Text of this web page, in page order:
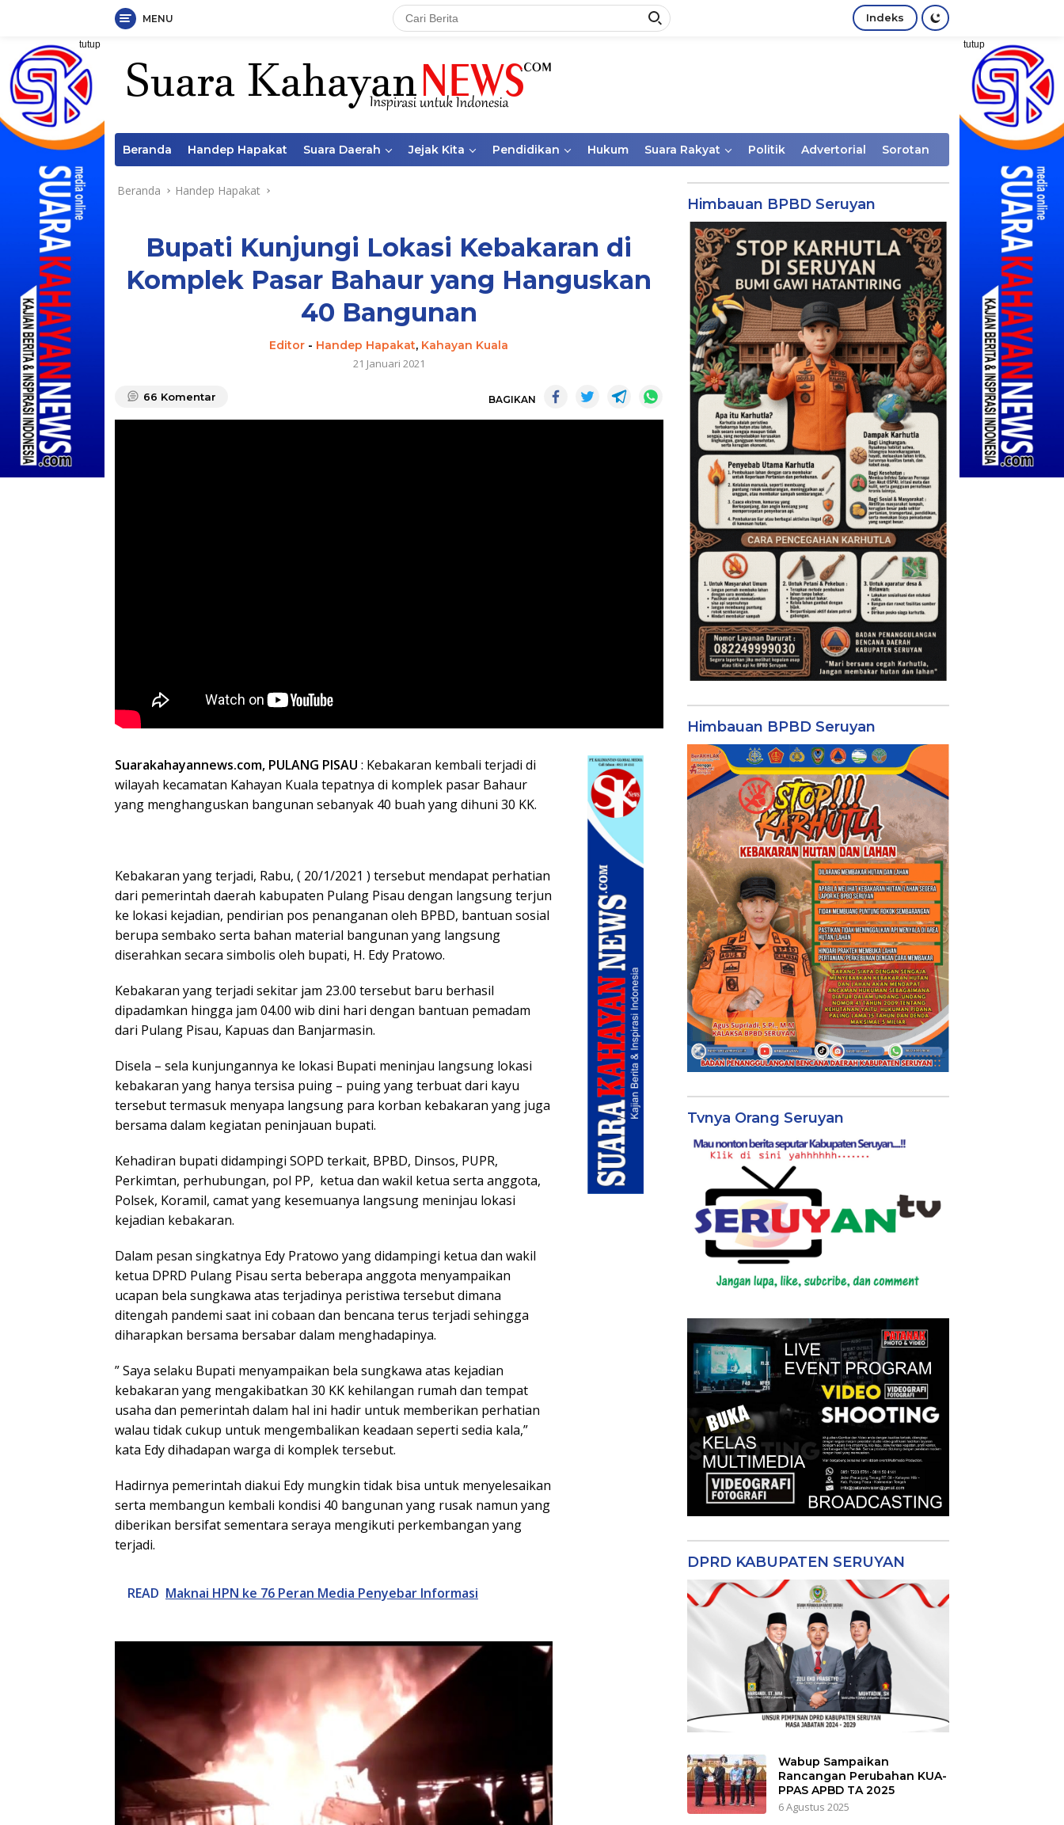
Langsung
konten
MENU Indeks
tutup tutup
Beranda Handep Hapakat Suara Daerah Jejak Kita Pendidikan Hukum Suara Rakyat Politik Advertorial Sorotan
Beranda Handep Hapakat
Bupati Kunjungi Lokasi Kebakaran di
Komplek Pasar Bahaur yang Hanguskan
40 Bangunan
Editor - Handep Hapakat, Kahayan Kuala
21 Januari 2021
66 Komentar BAGIKAN
Suarakahayannews.com, PULANG PISAU : Kebakaran kembali terjadi di
wilayah kecamatan Kahayan Kuala tepatnya di komplek pasar Bahaur
yang menghanguskan bangunan sebanyak 40 buah yang dihuni 30 KK.
Kebakaran yang terjadi, Rabu, ( 20/1/2021 ) tersebut mendapat perhatian
dari pemerintah daerah kabupaten Pulang Pisau dengan langsung terjun
ke lokasi kejadian, pendirian pos penanganan oleh BPBD, bantuan sosial
berupa sembako serta bahan material bangunan yang langsung
diserahkan secara simbolis oleh bupati, H. Edy Pratowo.
Kebakaran yang terjadi sekitar jam 23.00 tersebut baru berhasil
dipadamkan hingga jam 04.00 wib dini hari dengan bantuan pemadam
dari Pulang Pisau, Kapuas dan Banjarmasin.
Disela – sela kunjungannya ke lokasi Bupati meninjau langsung lokasi
kebakaran yang hanya tersisa puing – puing yang terbuat dari kayu
tersebut termasuk menyapa langsung para korban kebakaran yang juga
bersama dalam kegiatan peninjauan bupati.
Kehadiran bupati didampingi SOPD terkait, BPBD, Dinsos, PUPR,
Perkimtan, perhubungan, pol PP, ketua dan wakil ketua serta anggota,
Polsek, Koramil, camat yang kesemuanya langsung meninjau lokasi
kejadian kebakaran.
Dalam pesan singkatnya Edy Pratowo yang didampingi ketua dan wakil
ketua DPRD Pulang Pisau serta beberapa anggota menyampaikan
ucapan bela sungkawa atas terjadinya peristiwa tersebut dimana
ditengah pandemi saat ini cobaan dan bencana terus terjadi sehingga
diharapkan bersama bersabar dalam menghadapinya.
” Saya selaku Bupati menyampaikan bela sungkawa atas kejadian
kebakaran yang mengakibatkan 30 KK kehilangan rumah dan tempat
usaha dan pemerintah dalam hal ini hadir untuk memberikan perhatian
walau tidak cukup untuk mengembalikan keadaan seperti sedia kala,”
kata Edy dihadapan warga di komplek tersebut.
Hadirnya pemerintah diakui Edy mungkin tidak bisa untuk menyelesaikan
serta membangun kembali kondisi 40 bangunan yang rusak namun yang
diberikan bersifat sementara seraya mengikuti perkembangan yang
terjadi.
READ Maknai HPN ke 76 Peran Media Penyebar Informasi
Himbauan BPBD Seruyan
Himbauan BPBD Seruyan
Tvnya Orang Seruyan
DPRD KABUPATEN SERUYAN
Wabup Sampaikan
Rancangan Perubahan KUA-
PPAS APBD TA 2025
6 Agustus 2025